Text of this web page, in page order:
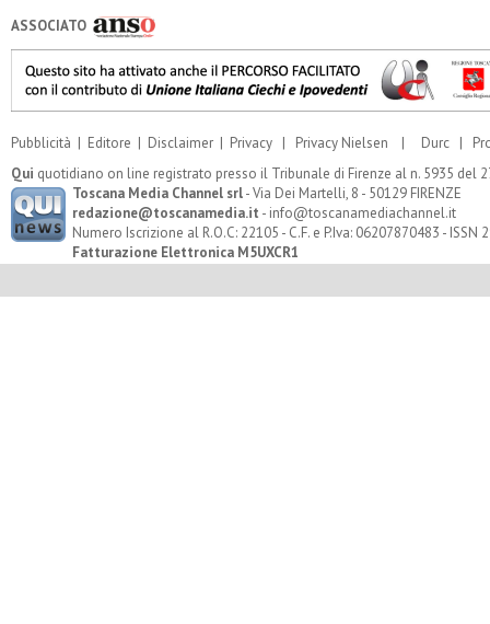
ASSOCIATO
Pubblicità | Editore | Disclaimer | Privacy | Privacy Nielsen | Durc |
Qui quotidiano on line registrato presso il Tribunale di Firenze al n. 5935 del
Toscana Media Channel srl- Via Dei Martelli, 8 - 50129 FIRENZE
redazione@toscanamedia.it - info@toscanamediachannel.it
Numero Iscrizione al R.O.C: 22105 - C.F. e P.Iva: 06207870483 - ISSN
Fatturazione Elettronica M5UXCR1